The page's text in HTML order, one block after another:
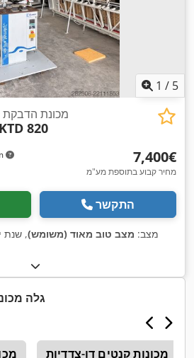
1 / 5
מכונת הדבקת
820
‏7,400 ‏€
מחיר קבוע בתוספת מע"מ
התקשר
מצב: מצב טוב מאוד (משומש), שנת
גלה
מכונות קנטים דו-צדדיות